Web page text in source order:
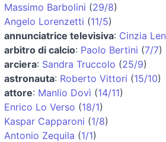
Massimo Barbolini (29/8)
Angelo Lorenzetti (11/5)
annunciatrice televisiva: Cinzia
arbitro di calcio: Paolo Bertini (7/7)
arciera: Sandra Truccolo (25/9)
astronauta: Roberto Vittori (15/10)
attore: Manlio Dovì (14/11)
Enrico Lo Verso (18/1)
Kaspar Capparoni (1/8)
Antonio Zequila (1/1)